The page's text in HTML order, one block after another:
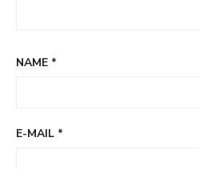
NAME *
E-MAIL *